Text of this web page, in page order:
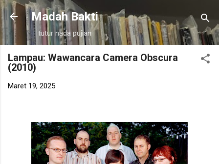
Langsung ke konten utama
Madah Bakti
tutur nada pujian
Lampau: Wawancara Camera Obscura
(2010)
Maret 19, 2025